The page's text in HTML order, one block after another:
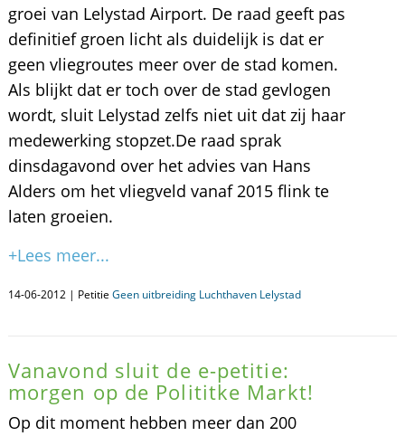
groei van Lelystad Airport. De raad geeft pas
definitief groen licht als duidelijk is dat er
geen vliegroutes meer over de stad komen.
Als blijkt dat er toch over de stad gevlogen
wordt, sluit Lelystad zelfs niet uit dat zij haar
medewerking stopzet.De raad sprak
dinsdagavond over het advies van Hans
Alders om het vliegveld vanaf 2015 flink te
laten groeien.
+Lees meer...
14-06-2012 | Petitie Geen uitbreiding Luchthaven Lelystad
Vanavond sluit de e-petitie:
morgen op de Polititke Markt!
Op dit moment hebben meer dan 200